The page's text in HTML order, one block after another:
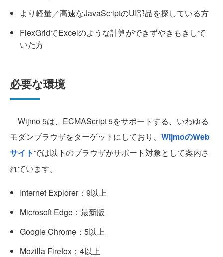
より軽量／高速なJavaScriptのUI部品を探している方
FlexGridでExcelのような計算ができずやきもきして
いた方
必要な環境
Wijmo 5は、ECMAScript 5をサポートする、いわゆる
モダンブラウザをターゲットにしており、 WijmoのWeb
サイトでは以下のブラウザがサポート対象として案内さ
れています。
Internet Explorer：9以上
Microsoft Edge：最新版
Google Chrome：5以上
Mozilla Firefox：4以上